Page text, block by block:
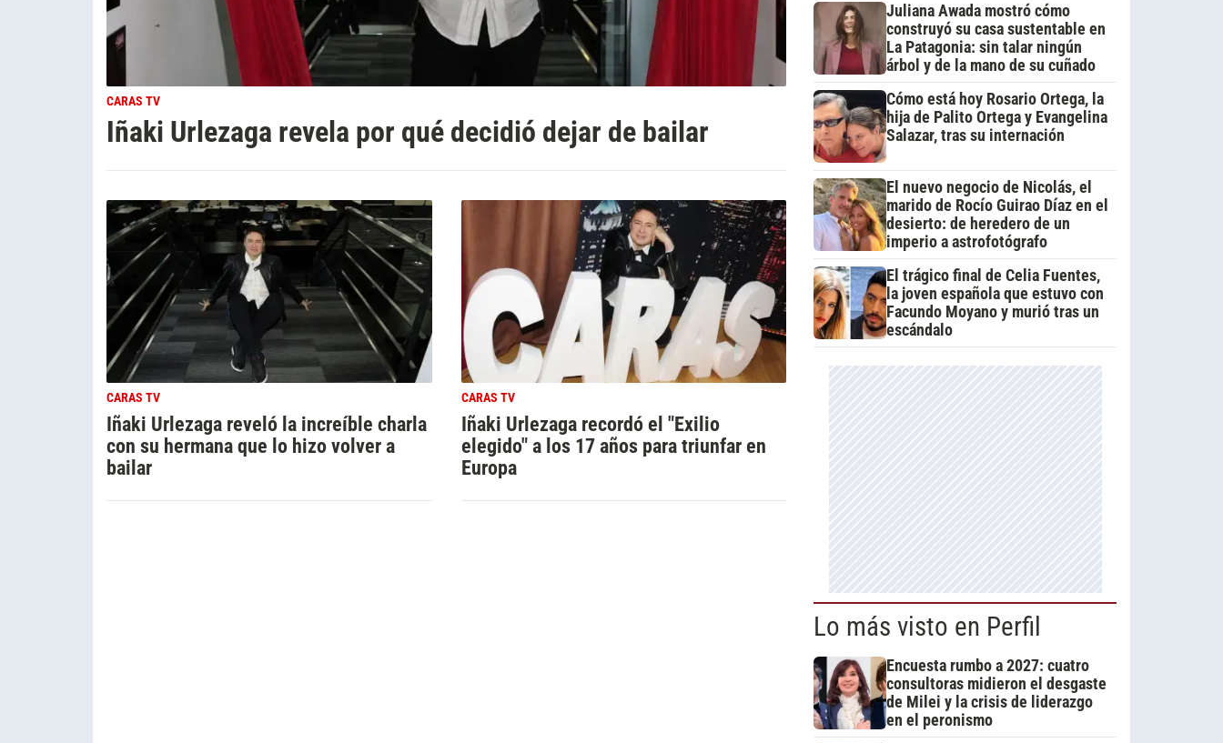
CARAS TV
Iñaki Urlezaga revela por qué decidió dejar de bailar
CARAS TV
Iñaki Urlezaga reveló la increíble charla
con su hermana que lo hizo volver a
bailar
CARAS TV
Iñaki Urlezaga recordó el "Exilio
elegido" a los 17 años para triunfar en
Europa
Juliana Awada mostró cómo
construyó su casa sustentable en
La Patagonia: sin talar ningún
árbol y de la mano de su cuñado
Cómo está hoy Rosario Ortega, la
hija de Palito Ortega y Evangelina
Salazar, tras su internación
El nuevo negocio de Nicolás, el
marido de Rocío Guirao Díaz en el
desierto: de heredero de un
imperio a astrofotógrafo
El trágico final de Celia Fuentes,
la joven española que estuvo con
Facundo Moyano y murió tras un
escándalo
Lo más visto en Perfil
Encuesta rumbo a 2027: cuatro
consultoras midieron el desgaste
de Milei y la crisis de liderazgo
en el peronismo